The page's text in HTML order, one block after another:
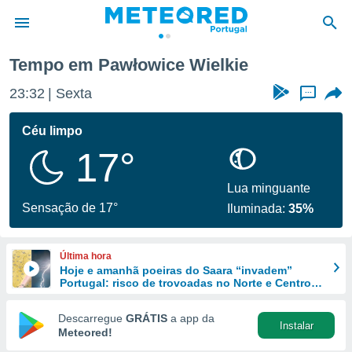
da
foi
fornecidas
a este
das
e
forma
digital
Tempo em Pawłowice Wielkie
23:32 Sexta ...
Céu limpo
17°
Sensação de 17°
Lua minguante
Iluminada:35%
Última hora
Hoje e amanhã poeiras do Saara “invadem”
Portugal: risco de trovoadas no Norte e Centro
Descarregue GRÁTIS a app da
Meteored!
Instalar